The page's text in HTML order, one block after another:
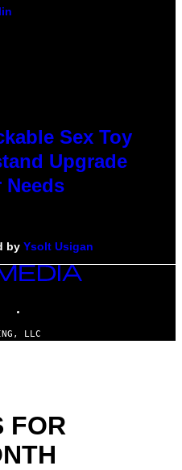
Sex Toy
Upgrade
Needs
by Ysolt Usigan
LLC
FOR